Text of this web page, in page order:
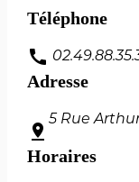
Téléphone
call
Adresse
pin_drop
5 Rue
Horaires